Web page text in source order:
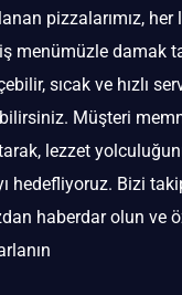
pizzalarımız,
menümüzle damak
sıcak ve hızlı
Müşteri
lezzet
hedefliyoruz. Bizi
haberdar olun ve